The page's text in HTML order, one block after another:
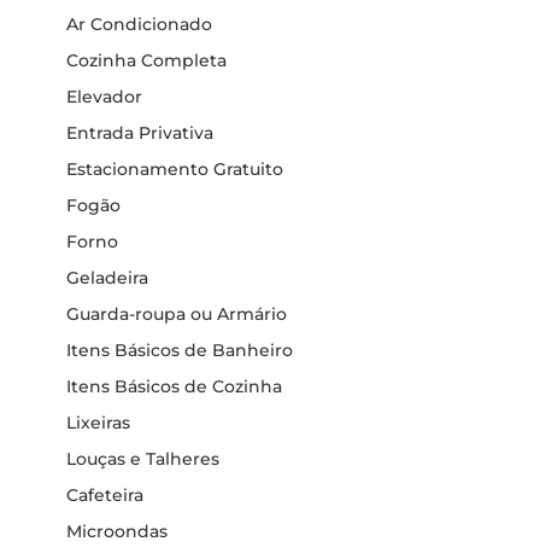
Ar Condicionado
Cozinha Completa
Elevador
Entrada Privativa
Estacionamento Gratuito
Fogão
Forno
Geladeira
Guarda-roupa ou Armário
Itens Básicos de Banheiro
Itens Básicos de Cozinha
Lixeiras
Louças e Talheres
Cafeteira
Microondas